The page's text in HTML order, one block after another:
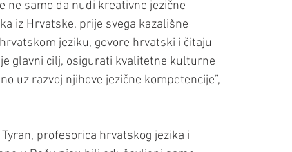
ne samo da nudi kreativne jezične
iz Hrvatske, prije svega kazališne
jeziku, govore hrvatski i čitaju
glavni cilj, osigurati kvalitetne kulturne
uz razvoj njihove jezične kompetencije”,
profesorica hrvatskog jezika i